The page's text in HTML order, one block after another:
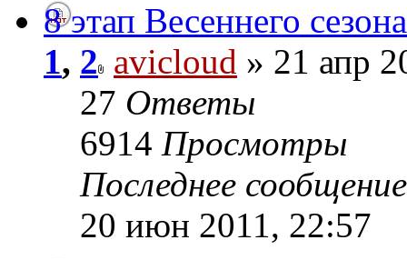
8 этап Весеннего
1, 2 avicloud » 21 апр
27 Ответы
6914 Просмотры
Последнее
20 июн 2011, 22:57